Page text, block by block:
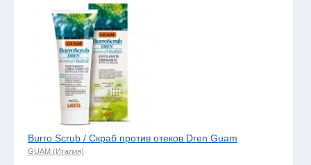
Burro Scrub / Скраб против отеков Dren Guam
GUAM (Италия)